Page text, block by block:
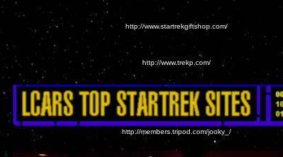
http://www.startrekgiftshop.com/
http://www.trekp.com/
http://members.tripod.com/jooky_/